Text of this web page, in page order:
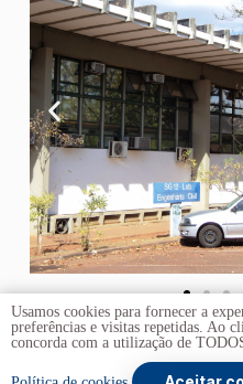
Usamos cookies para fornecer a
preferências e visitas repetidas. Ao
concorda com a utilização de